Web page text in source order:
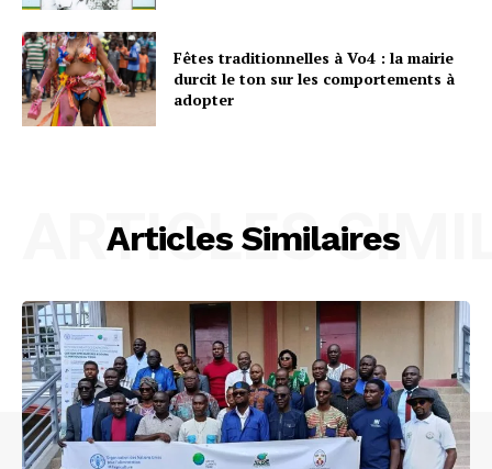
Fêtes traditionnelles à Vo4 : la mairie
durcit le ton sur les comportements à
adopter
Articles Similaires
ARTICLES